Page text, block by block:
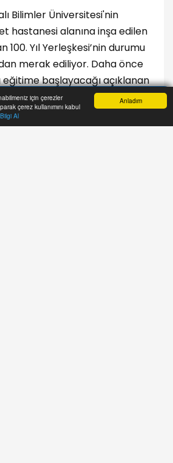
Anladım
için çerezler
çerez kullanımını kabul
Al
Bilimler Üniversitesi'nin
hastanesi alanına inşa edilen
100. Yıl Yerleşkesi’nin durumu
merak ediliyor. Daha önce
eğitime başlayacağı açıklanan
gelişmeler yakından takip
Haber Ara İhbar Hattı Menu